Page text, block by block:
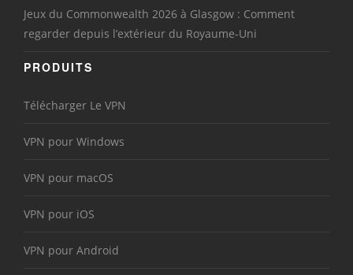
Jeux du Commonwealth 2026 à Glasgow : Comment
regarder depuis l’extérieur du Royaume-Uni
PRODUITS
Télécharger Le VPN
VPN pour Windows
VPN pour macOS
VPN pour iOS
VPN pour Android